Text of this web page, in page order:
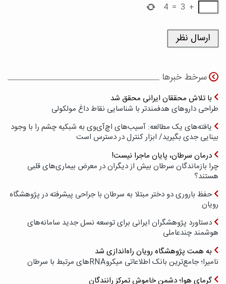
+
3
=
4
سرخط خبرها
با تلاش محققان ایرانی محقق شد
طراحی داروهای هدفمندتر با شناسایی نقاط داغ مولکولی
یافته‌های یک مطالعه: آسیب‌های اچ‌آی‌وی به شبکیه چشم را با وجود
بینایی جدی بگیرید/ ابزار کنترل در دسترس است
درمان سرطان، پایان ماجرا نیست!
چرا بازماندگان سرطان بیش از دیگران در معرض بیماری‌های قلبی
هستند؟
حفظ باروری دو دختر مبتلا به سرطان با جراحی پیشرفته در پژوهشگاه
رویان
دستاورد پژوهشگران ایرانی برای توسعه نسل جدید سامانه‌های
هوشمند چندعاملی
به همت پژوهشگاه رویان راه‌اندازی شد
نامیرا؛ جامع‌ترین بانک اطلاعاتی میکروRNAهای مرتبط با سرطان
گرمای هوا؛ دشمن خاموش تمرکز رانندگان